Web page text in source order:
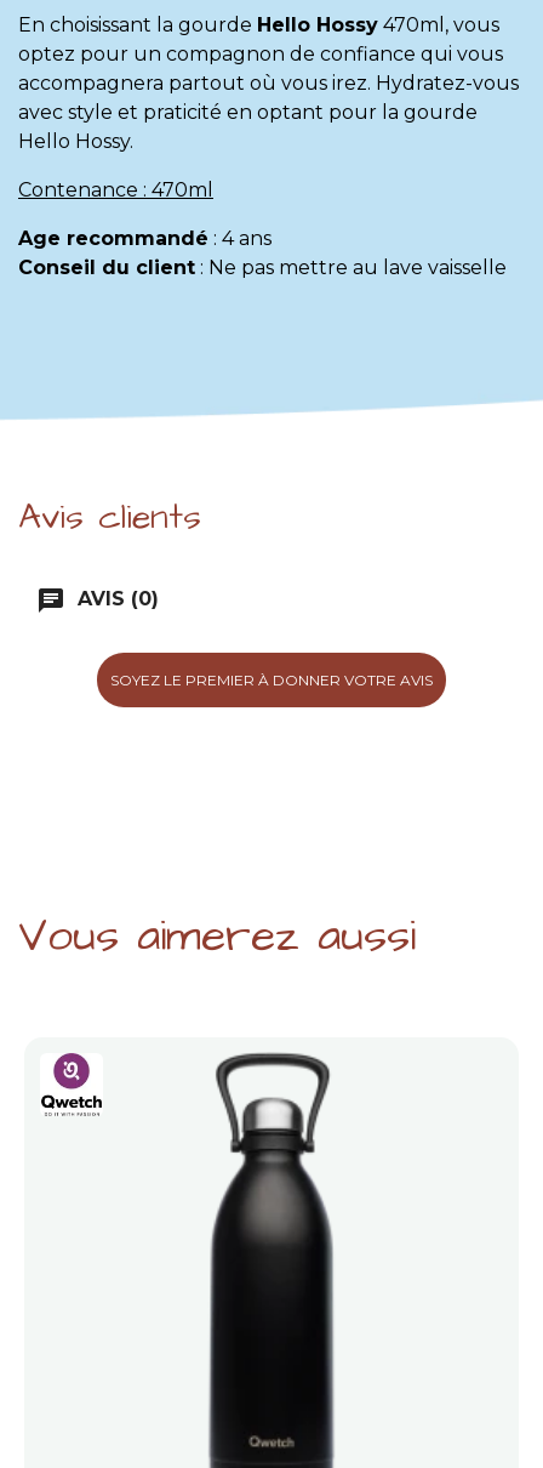
En choisissant la gourde Hello Hossy 470ml, vous
optez pour un compagnon de confiance qui vous
accompagnera partout où vous irez. Hydratez-vous
avec style et praticité en optant pour la gourde
Hello Hossy.
Contenance : 470ml
Age recommandé : 4 ans
Conseil du client : Ne pas mettre au lave vaisselle
Avis clients
chat AVIS (0)
SOYEZ LE PREMIER À DONNER VOTRE AVIS
Vous aimerez aussi